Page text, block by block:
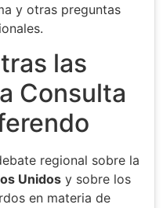
y otras preguntas
las
Consulta
regional sobre la
Unidos y sobre los
en materia de